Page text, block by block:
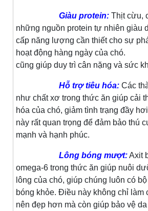
Giàu protein: Thịt cừu,
những nguồn protein tự nhiên giàu
cấp năng lượng cần thiết cho sự
hoạt động hàng ngày của
cũng giúp duy trì cân nặng và sức
Hỗ trợ tiêu hóa: Các
như chất xơ trong thức ăn giúp cải
hóa của chó, giảm tình trạng đầy
này rất quan trọng để đảm bảo thú
mạnh và hạnh phúc.
Lông bóng mượt:Axit
omega-6 trong thức ăn giúp nuôi
lông của chó, giúp chúng luôn có
bóng khỏe. Điều này không chỉ làm
nên đẹp hơn mà còn giúp bảo vệ